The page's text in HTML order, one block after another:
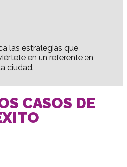
las estrategias que
en un referente en
ciudad.
CASOS DE